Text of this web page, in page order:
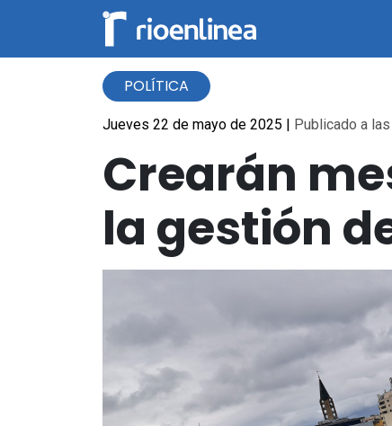
POLÍTICA
Jueves 22 de mayo de 2025 | Publicado a
Crearán
la gestión